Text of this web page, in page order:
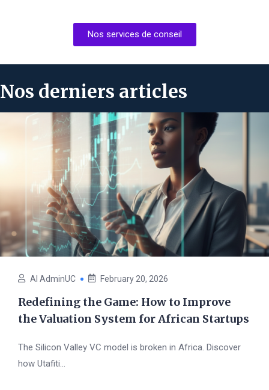
Nos services de conseil
Nos derniers articles
AI AdminUC February 20, 2026
Redefining the Game: How to Improve
the Valuation System for African Startups
The Silicon Valley VC model is broken in Africa. Discover
how Utafiti...